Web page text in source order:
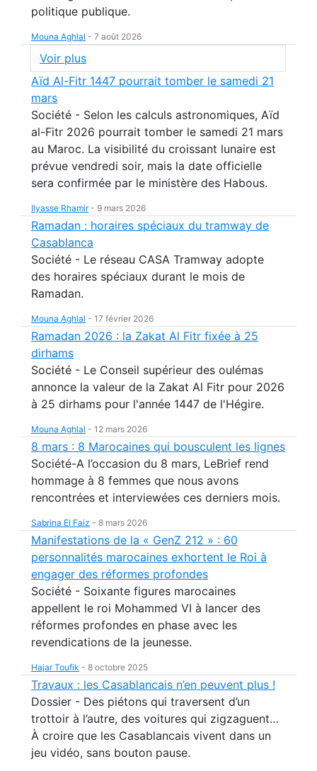
politique publique.
Mouna Aghlal - 7 août 2026
Voir plus
Aïd Al-Fitr 1447 pourrait tomber le samedi 21
mars
Société - Selon les calculs astronomiques, Aïd
al-Fitr 2026 pourrait tomber le samedi 21 mars
au Maroc. La visibilité du croissant lunaire est
prévue vendredi soir, mais la date officielle
sera confirmée par le ministère des Habous.
Ilyasse Rhamir- 9 mars 2026
Ramadan : horaires spéciaux du tramway de
Casablanca
Société - Le réseau CASA Tramway adopte
des horaires spéciaux durant le mois de
Ramadan.
Mouna Aghlal - 17 février 2026
Ramadan 2026 : la Zakat Al Fitr fixée à 25
dirhams
Société - Le Conseil supérieur des oulémas
annonce la valeur de la Zakat Al Fitr pour 2026
à 25 dirhams pour l'année 1447 de l'Hégire.
Mouna Aghlal - 12 mars 2026
8 mars : 8 Marocaines qui bousculent les lignes
Société-A l’occasion du 8 mars, LeBrief rend
hommage à 8 femmes que nous avons
rencontrées et interviewées ces derniers mois.
Sabrina El Faiz - 8 mars 2026
Manifestations de la « GenZ 212 » : 60
personnalités marocaines exhortent le Roi à
engager des réformes profondes
Société - Soixante figures marocaines
appellent le roi Mohammed VI à lancer des
réformes profondes en phase avec les
revendications de la jeunesse.
Hajar Toufik - 8 octobre 2025
Travaux : les Casablancais n’en peuvent plus !
Dossier - Des piétons qui traversent d’un
trottoir à l’autre, des voitures qui zigzaguent…
À croire que les Casablancais vivent dans un
jeu vidéo, sans bouton pause.